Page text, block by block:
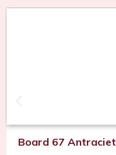
Board 67 Antraciet